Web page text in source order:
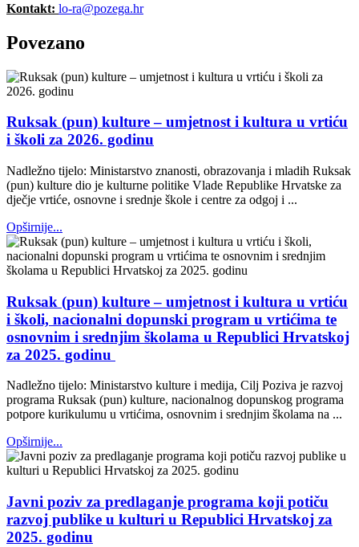
Kontakt: lo-ra@pozega.hr
Povezano
Ruksak (pun) kulture – umjetnost i kultura u vrtiću
i školi za 2026. godinu
Nadležno tijelo: Ministarstvo znanosti, obrazovanja i mladih Ruksak
(pun) kulture dio je kulturne politike Vlade Republike Hrvatske za
dječje vrtiće, osnovne i srednje škole i centre za odgoj i ...
Opširnije...
Ruksak (pun) kulture – umjetnost i kultura u vrtiću
i školi, nacionalni dopunski program u vrtićima te
osnovnim i srednjim školama u Republici Hrvatskoj
za 2025. godinu
Nadležno tijelo: Ministarstvo kulture i medija, Cilj Poziva je razvoj
programa Ruksak (pun) kulture, nacionalnog dopunskog programa
potpore kurikulumu u vrtićima, osnovnim i srednjim školama na ...
Opširnije...
Javni poziv za predlaganje programa koji potiču
razvoj publike u kulturi u Republici Hrvatskoj za
2025. godinu